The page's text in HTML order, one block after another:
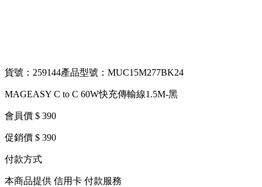
貨號：259144產品型號：MUC15M277BK24
MAGEASY C to C 60W快充傳輸線1.5M-黑
會員價 $ 390
促銷價 $ 390
付款方式
本商品提供 信用卡 付款服務